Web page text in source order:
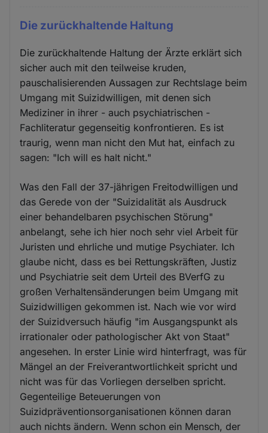
Die zurückhaltende Haltung
Die zurückhaltende Haltung der Ärzte erklärt sich
sicher auch mit den teilweise kruden,
pauschalisierenden Aussagen zur Rechtslage beim
Umgang mit Suizidwilligen, mit denen sich
Mediziner in ihrer - auch psychiatrischen -
Fachliteratur gegenseitig konfrontieren. Es ist
traurig, wenn man nicht den Mut hat, einfach zu
sagen: "Ich will es halt nicht."
Was den Fall der 37-jährigen Freitodwilligen und
das Gerede von der "Suizidalität als Ausdruck
einer behandelbaren psychischen Störung"
anbelangt, sehe ich hier noch sehr viel Arbeit für
Juristen und ehrliche und mutige Psychiater. Ich
glaube nicht, dass es bei Rettungskräften, Justiz
und Psychiatrie seit dem Urteil des BVerfG zu
großen Verhaltensänderungen beim Umgang mit
Suizidwilligen gekommen ist. Nach wie vor wird
der Suizidversuch häufig "im Ausgangspunkt als
irrationaler oder pathologischer Akt von Staat"
angesehen. In erster Linie wird hinterfragt, was für
Mängel an der Freiverantwortlichkeit spricht und
nicht was für das Vorliegen derselben spricht.
Gegenteilige Beteuerungen von
Suizidpräventionsorganisationen können daran
auch nichts ändern. Wenn schon ein Mensch, der